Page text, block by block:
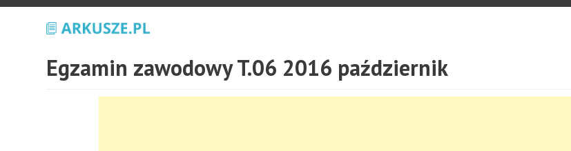
Egzamin zawodowy T.06 2016 październik